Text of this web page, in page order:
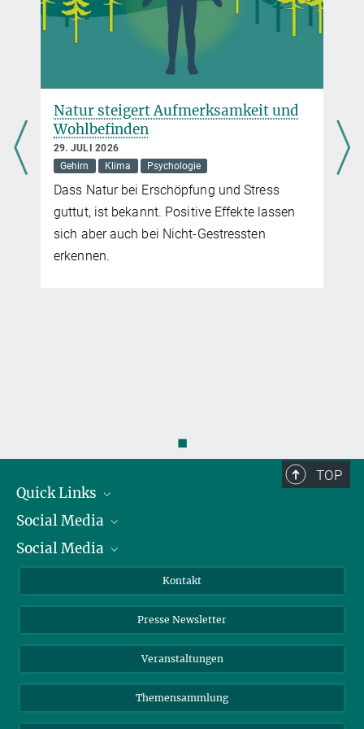
Pressesprecherin
Max-Planck-Institut für Kognitions- und Neurowissenschaften,
hennebach@...
Natur steigert Aufmerksamkeit und
Wohlbefinden
29. JULI 2026
Gehirn
Klima Psychologie
Dass Natur bei Erschöpfung und Stress
guttut, ist bekannt. Positive Effekte lassen
sich aber auch bei Nicht-Gestressten
erkennen.
◼
TOP
Quick Links
Präsident
Zahlen und Fakten
Meldestelle Fehlverhalten
Social Media
Bluesky
TikTok
Social Media
Instagram
YouTube
Kontakt
Presse Newsletter
Veranstaltungen
Themensammlung